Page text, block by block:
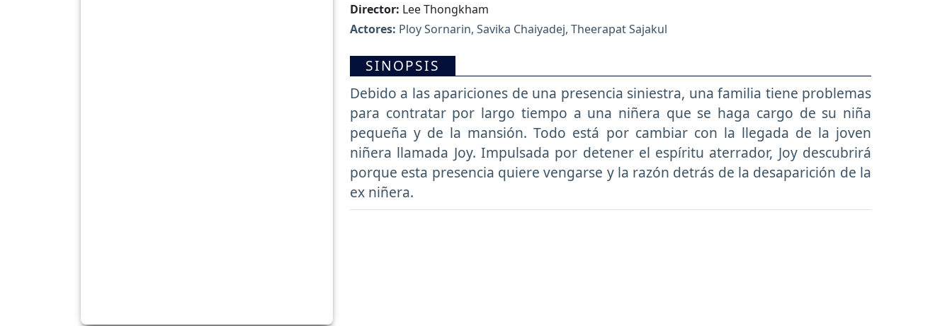
Director: Lee Thongkham
Actores: Ploy Sornarin, Savika Chaiyadej, Theerapat Sajakul
SINOPSIS
Debido a las apariciones de una presencia siniestra, una familia tiene problemas
para contratar por largo tiempo a una niñera que se haga cargo de su niña
pequeña y de la mansión. Todo está por cambiar con la llegada de la joven
niñera llamada Joy. Impulsada por detener el espíritu aterrador, Joy descubrirá
porque esta presencia quiere vengarse y la razón detrás de la desaparición de la
ex niñera.